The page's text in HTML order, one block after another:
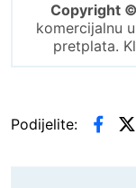
Copyright
komercijalnu
pretplata.
Podijelite: